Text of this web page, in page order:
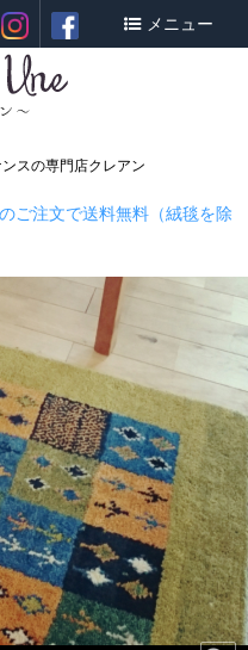
スの専門店クレアン
メニュー
ご注文で送料無料（絨毯を除